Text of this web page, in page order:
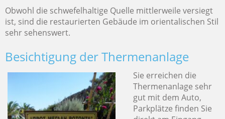
Obwohl die schwefelhaltige Quelle mittlerweile versiegt
ist, sind die restaurierten Gebäude im orientalischen Stil
sehr sehenswert.
Besichtigung der Thermenanlage
Sie erreichen die
Thermenanlage sehr
gut mit dem Auto,
Parkplätze finden Sie